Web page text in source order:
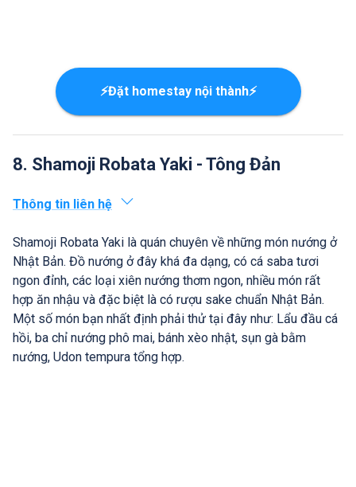
⚡Đặt homestay nội thành⚡
8. Shamoji Robata Yaki - Tông Đản
Thông tin liên hệ
Shamoji Robata Yaki là quán chuyên về những món nướng ở
Nhật Bản. Đồ nướng ở đây khá đa dạng, có cá saba tươi
ngon đỉnh, các loại xiên nướng thơm ngon, nhiều món rất
hợp ăn nhậu và đặc biệt là có rượu sake chuẩn Nhật Bản.
Một số món bạn nhất định phải thử tại đây như: Lẩu đầu cá
hồi, ba chỉ nướng phô mai, bánh xèo nhật, sụn gà bằm
nướng, Udon tempura tổng hợp.